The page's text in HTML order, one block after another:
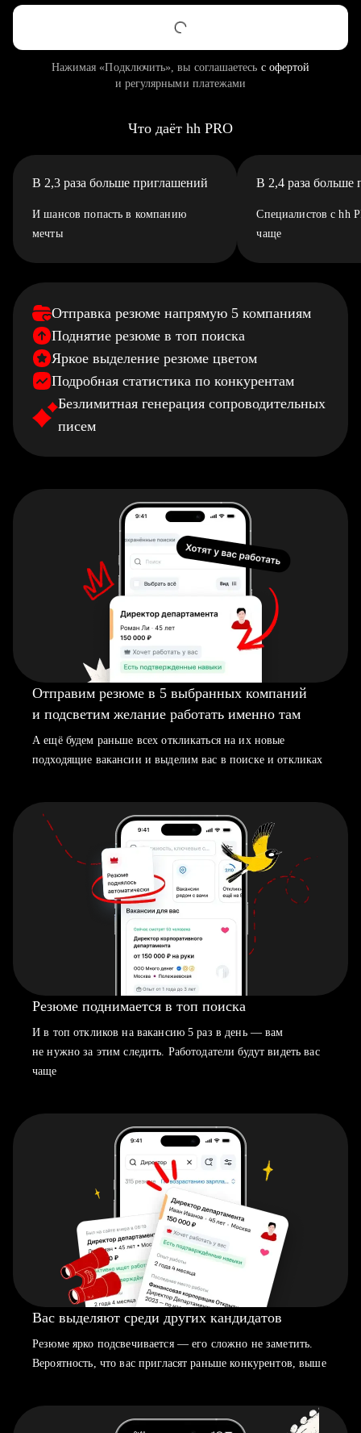
Нажимая «Подключить», вы соглашаетесь с офертой
и регулярными платежами
Что даёт hh PRO
В 2,3 раза больше приглашений
И шансов попасть в компанию
мечты
В 2,4 раза больше
Специалистов с hh
чаще
Отправка резюме напрямую 5 компаниям
Поднятие резюме в топ поиска
Яркое выделение резюме цветом
Подробная статистика по конкурентам
Безлимитная генерация сопроводительных
писем
Отправим резюме в 5 выбранных компаний
и подсветим желание работать именно там
А ещё будем раньше всех откликаться на их новые
подходящие вакансии и выделим вас в поиске и откликах
Резюме поднимается в топ поиска
И в топ откликов на вакансию 5 раз в день — вам
не нужно за этим следить. Работодатели будут видеть вас
чаще
Вас выделяют среди других кандидатов
Резюме ярко подсвечивается — его сложно не заметить.
Вероятность, что вас пригласят раньше конкурентов, выше